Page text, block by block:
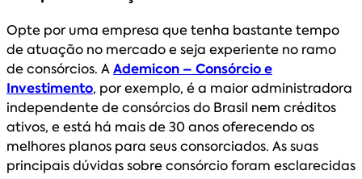
Opte por uma empresa que tenha bastante tempo
de atuação no mercado e seja experiente no ramo
de consórcios. AAdemicon – Consórcio e
Investimento, por exemplo, é a maior administradora
independente de consórcios do Brasil nem créditos
ativos, e está há mais de 30 anos oferecendo os
melhores planos para seus consorciados. As suas
principais dúvidas sobre consórcio foram esclarecidas